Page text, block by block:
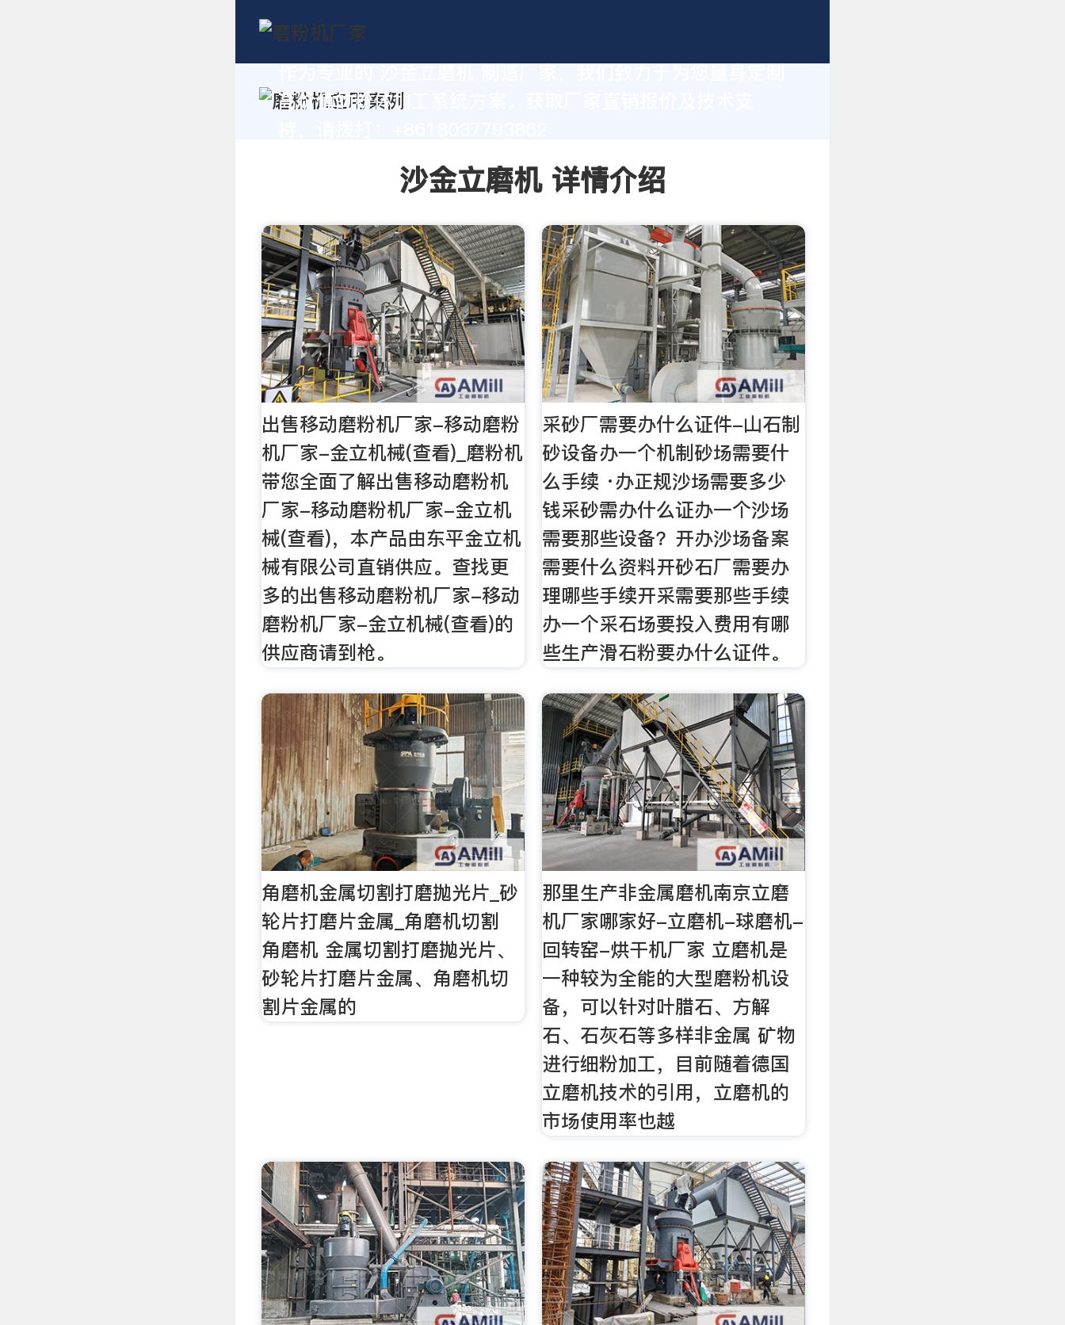
高价值的粉体加工系统方案。获取厂家直销报价及技术支
沙金立磨机 详情介绍
出售移动磨粉机厂家-移动磨粉
机厂家-金立机械(查看)_磨粉机
带您全面了解出售移动磨粉机
厂家-移动磨粉机厂家-金立机
械(查看)，本产品由东平金立机
械有限公司直销供应。查找更
多的出售移动磨粉机厂家-移动
磨粉机厂家-金立机械(查看)的
供应商请到枪。
采砂厂需要办什么证件-山石制
砂设备办一个机制砂场需要什
么手续 ·办正规沙场需要多少
钱采砂需办什么证办一个沙场
需要那些设备？开办沙场备案
需要什么资料开砂石厂需要办
理哪些手续开采需要那些手续
办一个采石场要投入费用有哪
些生产滑石粉要办什么证件。
角磨机金属切割打磨抛光片_砂
轮片打磨片金属_角磨机切割
角磨机 金属切割打磨抛光片、
砂轮片打磨片金属、角磨机切
割片金属的
那里生产非金属磨机南京立磨
机厂家哪家好-立磨机-球磨机-
回转窑-烘干机厂家 立磨机是
一种较为全能的大型磨粉机设
备，可以针对叶腊石、方解
石、石灰石等多样非金属 矿物
进行细粉加工，目前随着德国
立磨机技术的引用，立磨机的
市场使用率也越